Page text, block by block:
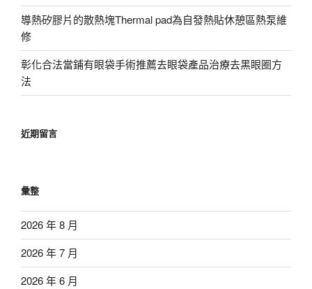
導熱矽膠片的散熱塊Thermal pad為自發熱貼休憩區熱泵維
修
彰化合法當鋪有眼袋手術推薦去眼袋產品治療去黑眼圈方
法
近期留言
彙整
2026 年 8 月
2026 年 7 月
2026 年 6 月